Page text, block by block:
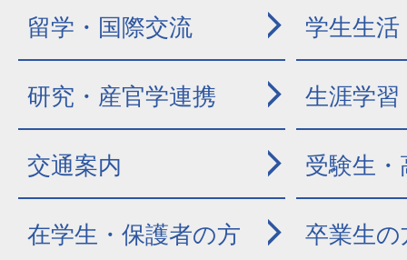
留学・国際交流 学生生活
研究・産官学連携 生涯学習
交通案内 受験生
在学生・保護者の方 卒業生の